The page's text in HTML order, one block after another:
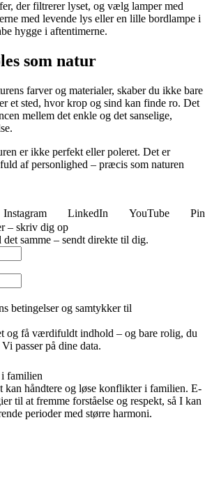
der filtrerer lyset, og vælg lamper med
med levende lys eller en lille bordlampe i
hygge i aftentimerne.
som natur
farver og materialer, skaber du ikke bare
et sted, hvor krop og sind kan finde ro. Det
mellem det enkle og det sanselige,
er ikke perfekt eller poleret. Det er
af personlighed – præcis som naturen
Instagram LinkedIn YouTube
– skriv dig op
samme – sendt direkte til dig.
betingelser og samtykker til
og få værdifuldt indhold – og bare rolig, du
passer på dine data.
familien
håndtere og løse konflikter i familien. E-
til at fremme forståelse og respekt, så I kan
perioder med større harmoni.